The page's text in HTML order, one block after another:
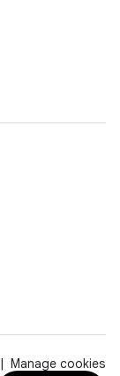
Manage cookies